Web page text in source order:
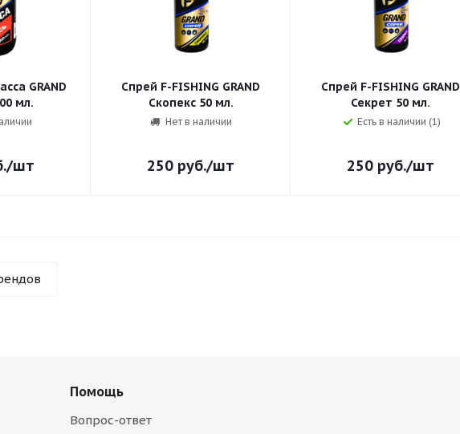
GRAND
мл.
/шт
Спрей F-FISHING GRAND
Скопекс 50 мл.
Нет в наличии
250 руб./шт
Спрей F-FISHING GRAND
Секрет 50 мл.
Есть в наличии (1)
250 руб./шт
Помощь
Вопрос-ответ